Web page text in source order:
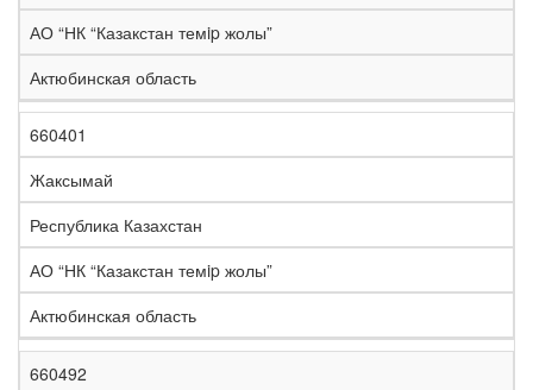
АО “НК “Казакстан темip жолы”
Актюбинская область
660401
Жаксымай
Республика Казахстан
АО “НК “Казакстан темip жолы”
Актюбинская область
660492